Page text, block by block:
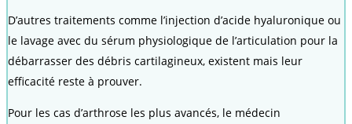
D’autres traitements comme l’injection d’acide hyaluronique ou
le lavage avec du sérum physiologique de l’articulation pour la
débarrasser des débris cartilagineux, existent mais leur
efficacité reste à prouver.
Pour les cas d’arthrose les plus avancés, le médecin